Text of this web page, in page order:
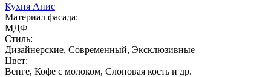
Кухня Анис
Материал фасада:
МДФ
Стиль:
Дизайнерские, Современный, Эксклюзивные
Цвет:
Венге, Кофе с молоком, Слоновая кость и др.